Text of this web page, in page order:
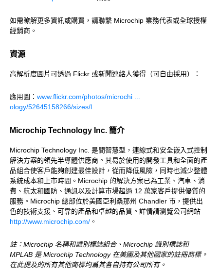
如需瞭解更多資訊或購買，請聯繫 Microchip 業務代表或全球授權
經銷商。
資源
高解析度圖片可透過 Flickr 或新聞連絡人獲得（可自由採用）：
應用圖： www.flickr.com/photos/microchi ...
ology/52645158266/sizes/l
Microchip Technology Inc. 簡介
Microchip Technology Inc. 是間智慧型，連線式和安全嵌入式控制
解決方案的領先半導體供應商。其易於使用的開發工具和全面的產
品組合使客戶能夠創建最佳設計，從而降低風險，同時也減少整體
系統成本和上市時間。Microchip 的解決方案已為工業、汽車、消
費、航太和國防、通訊以及計算市場超過 12 萬家客戶提供優質的
服務。Microchip 總部位於美國亞利桑那州 Chandler 市，提供出
色的技術支援、可靠的產品和卓越的品質。詳情請瀏覽公司網站
http://www.microchip.com/ 。
註：Microchip 名稱和識別標誌組合、Microchip 識別標誌和
MPLAB 是 Microchip Technology 在美國及其他國家的註冊商標。
在此提及的所有其他商標均爲其各自持有公司所有。